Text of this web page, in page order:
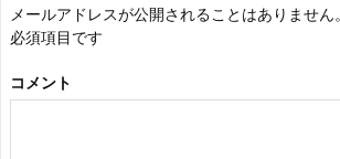
メールアドレスが公開されることはありません。
必須項目です
コメント